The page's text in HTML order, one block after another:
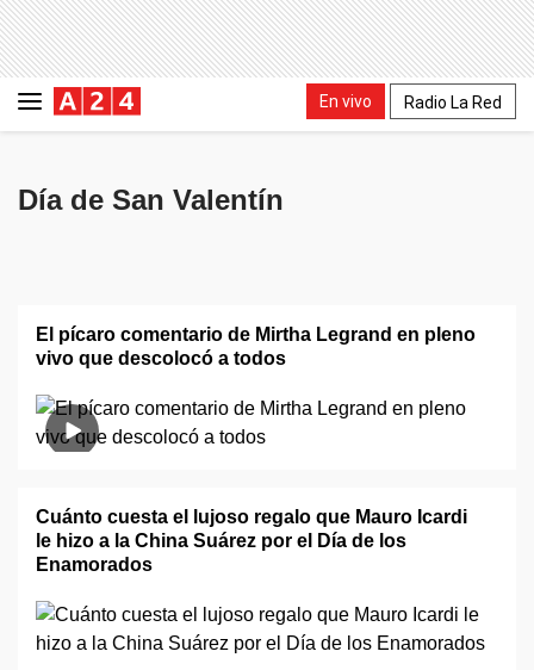
En vivo Radio La Red
Día de San Valentín
El pícaro comentario de Mirtha Legrand en pleno
vivo que descolocó a todos
Cuánto cuesta el lujoso regalo que Mauro Icardi
le hizo a la China Suárez por el Día de los
Enamorados